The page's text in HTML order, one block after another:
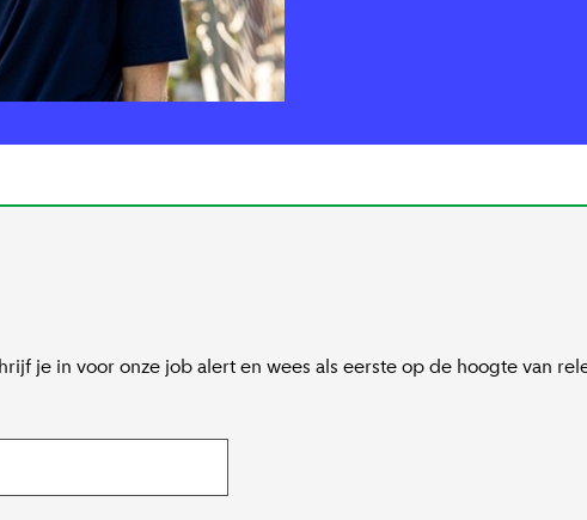
je in voor onze job alert en wees als eerste op de hoogte van